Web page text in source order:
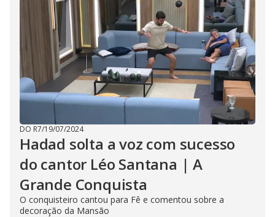
DO R7/19/07/2024
Hadad solta a voz com sucesso
do cantor Léo Santana | A
Grande Conquista
O conquisteiro cantou para Fê e comentou sobre a
decoração da Mansão